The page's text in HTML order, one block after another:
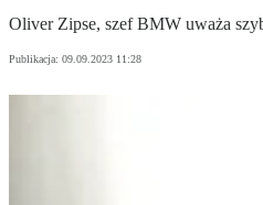
Oliver Zipse, szef BMW uważa
Publikacja: 09.09.2023 11:28